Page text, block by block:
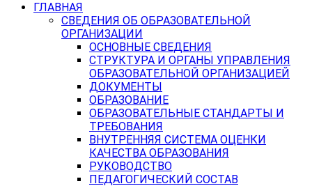
ГЛАВНАЯ
СВЕДЕНИЯ ОБ ОБРАЗОВАТЕЛЬНОЙ
ОРГАНИЗАЦИИ
ОСНОВНЫЕ СВЕДЕНИЯ
СТРУКТУРА И ОРГАНЫ УПРАВЛЕНИЯ
ОБРАЗОВАТЕЛЬНОЙ ОРГАНИЗАЦИЕЙ
ДОКУМЕНТЫ
ОБРАЗОВАНИЕ
ОБРАЗОВАТЕЛЬНЫЕ СТАНДАРТЫ И
ТРЕБОВАНИЯ
ВНУТРЕННЯЯ СИСТЕМА ОЦЕНКИ
КАЧЕСТВА ОБРАЗОВАНИЯ
РУКОВОДСТВО
ПЕДАГОГИЧЕСКИЙ СОСТАВ